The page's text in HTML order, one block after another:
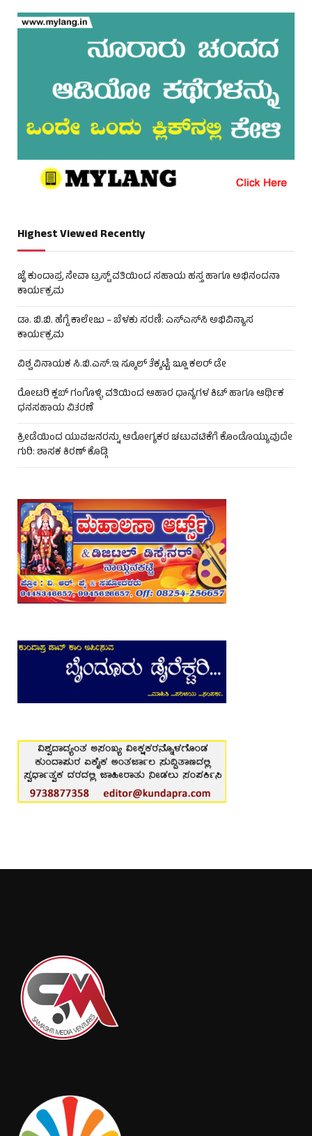
Highest Viewed Recently
ಜೈ ಕುಂದಾಪ್ರ ಸೇವಾ ಟ್ರಸ್ಟ್ ವತಿಯಿಂದ ಸಹಾಯ ಹಸ್ತ ಹಾಗೂ ಅಭಿನಂದನಾ
ಕಾರ್ಯಕ್ರಮ
ಡಾ. ಬಿ.ಬಿ. ಹೆಗ್ಡೆ ಕಾಲೇಜು – ಬೆಳಕು ಸರಣಿ: ಎಸ್‌ಎಸ್‌ಸಿ ಅಭಿವಿನ್ಯಾಸ
ಕಾರ್ಯಕ್ರಮ
ವಿಶ್ವ ವಿನಾಯಕ ಸಿ.ಬಿ.ಎಸ್.ಇ ಸ್ಕೂಲ್ ತೆಕ್ಕಟ್ಟೆ: ಬ್ಲೂ ಕಲರ್ ಡೇ
ರೋಟರಿ ಕ್ಲಬ್ ಗಂಗೊಳ್ಳಿ ವತಿಯಿಂದ ಆಹಾರ ಧಾನ್ಯಗಳ ಕಿಟ್ ಹಾಗೂ ಆರ್ಥಿಕ
ಧನಸಹಾಯ ವಿತರಣೆ
ಕ್ರೀಡೆಯಿಂದ ಯುವಜನರನ್ನು ಆರೋಗ್ಯಕರ ಚಟುವಟಿಕೆಗೆ ಕೊಂಡೊಯ್ಯುವುದೇ
ಗುರಿ: ಶಾಸಕ ಕಿರಣ್ ಕೊಡ್ಗಿ